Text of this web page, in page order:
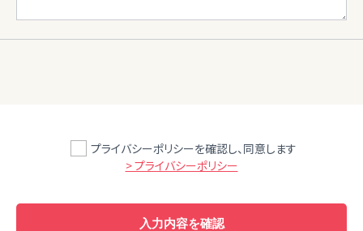
プライバシーポリシーを確認し、同意します
> プライバシーポリシー
入力内容を確認